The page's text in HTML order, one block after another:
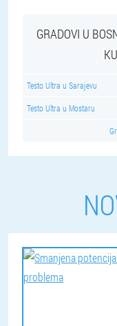
GRADOVI U
Testo Ultra u Sarajevu
Testo Ultra u Mostaru